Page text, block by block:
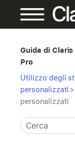
Guida di
Pro
Utilizzo degli
personalizzati>
personalizzati